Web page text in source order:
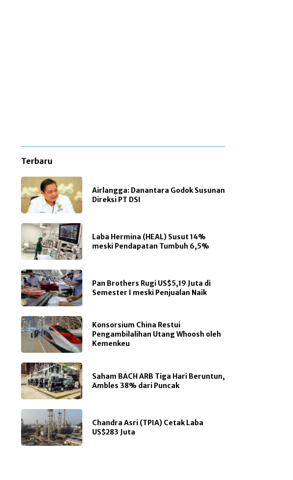
Terbaru
Airlangga: Danantara Godok Susunan
Direksi PT DSI
Laba Hermina (HEAL) Susut 14%
meski Pendapatan Tumbuh 6,5%
Pan Brothers Rugi US$5,19 Juta di
Semester I meski Penjualan Naik
Konsorsium China Restui
Pengambilalihan Utang Whoosh oleh
Kemenkeu
Saham BACH ARB Tiga Hari Beruntun,
Ambles 38% dari Puncak
Chandra Asri (TPIA) Cetak Laba
US$283 Juta